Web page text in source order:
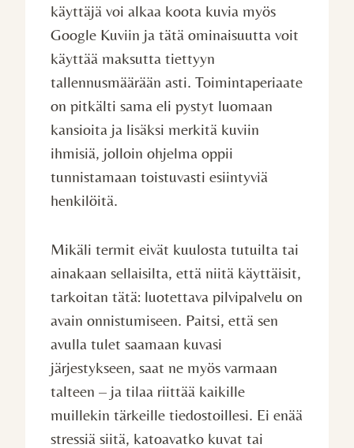
käyttäjä voi alkaa koota kuvia myös
Google Kuviin ja tätä ominaisuutta voit
käyttää maksutta tiettyyn
tallennusmäärään asti. Toimintaperiaate
on pitkälti sama eli pystyt luomaan
kansioita ja lisäksi merkitä kuviin
ihmisiä, jolloin ohjelma oppii
tunnistamaan toistuvasti esiintyviä
henkilöitä.
Mikäli termit eivät kuulosta tutuilta tai
ainakaan sellaisilta, että niitä käyttäisit,
tarkoitan tätä: luotettava pilvipalvelu on
avain onnistumiseen. Paitsi, että sen
avulla tulet saamaan kuvasi
järjestykseen, saat ne myös varmaan
talteen – ja tilaa riittää kaikille
muillekin tärkeille tiedostoillesi. Ei enää
stressiä siitä, katoavatko kuvat tai